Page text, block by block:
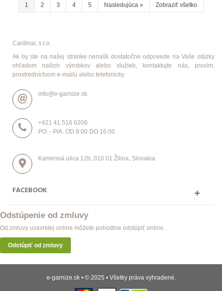
1 2 3 4 5 Nasledujúca » Zobraziť všetko
Cardinal, s.r.o.
Ak by ste na našej stránke nenašli dostatočne odpovede na Vaše otázky
ohľadom našich výrobkov alebo služieb, kontaktujte nás, prosím,
prostredníctvom e-mailu alebo telefonicky
info@e-garnize.sk
+421 41 516 6206
PO. - PIA. OD 8:00 DO 16:00
Kamenná ulica 12b, 010 01 Žilina, Slovakia
FACEBOOK
Odstúpenie od zmluvy
Od zmluvy uzavretej online môžete pohodlne odstúpiť online.
Odstúpiť od zmluvy
e-garnize.sk • © 2025 • Všetky práva vyhradené.